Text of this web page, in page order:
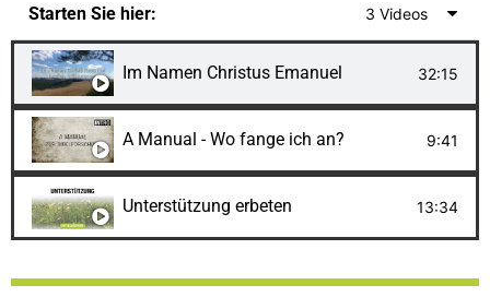
Starten Sie hier: 3 Videos
Im Namen Christus Emanuel 32:15
A Manual - Wo fange ich an? 9:41
Unterstützung erbeten 13:34